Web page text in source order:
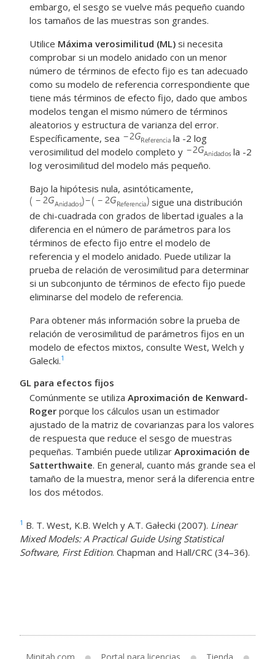
embargo, el sesgo se vuelve más pequeño cuando
los tamaños de las muestras son grandes.
Utilice Máxima verosimilitud (ML) si necesita
comprobar si un modelo anidado con un menor
número de términos de efecto fijo es tan adecuado
como su modelo de referencia correspondiente que
tiene más términos de efecto fijo, dado que ambos
modelos tengan el mismo número de términos
aleatorios y estructura de varianza del error.
Específicamente, sea
la -2 log
verosimilitud del modelo completo y
la -2
log verosimilitud del modelo más pequeño.
Bajo la hipótesis nula, asintóticamente,
sigue una distribución
de chi-cuadrada con grados de libertad iguales a la
diferencia en el número de parámetros para los
términos de efecto fijo entre el modelo de
referencia y el modelo anidado. Puede utilizar la
prueba de relación de verosimilitud para determinar
si un subconjunto de términos de efecto fijo puede
eliminarse del modelo de referencia.
Para obtener más información sobre la prueba de
relación de verosimilitud de parámetros fijos en un
modelo de efectos mixtos, consulte West, Welch y
Galecki.1
GL para efectos fijos
Comúnmente se utiliza Aproximación de Kenward-
Roger porque los cálculos usan un estimador
ajustado de la matriz de covarianzas para los valores
de respuesta que reduce el sesgo de muestras
pequeñas. También puede utilizar Aproximación de
Satterthwaite. En general, cuanto más grande sea el
tamaño de la muestra, menor será la diferencia entre
los dos métodos.
1 B. T. West, K.B. Welch y A.T. Gałecki (2007). Linear
Mixed Models: A Practical Guide Using Statistical
Software, First Edition. Chapman and Hall/CRC (34–36).